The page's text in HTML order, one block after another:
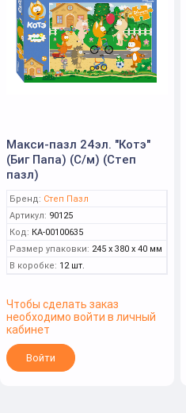
Макси-пазл 24эл. "Котэ"
(Биг Папа) (С/м) (Степ
пазл)
Бренд: Степ Пазл
Артикул: 90125
Код: КА-00100635
Размер упаковки: 245 x 380 x 40 мм
В коробке: 12 шт.
Чтобы сделать заказ
необходимо войти в личный
кабинет
Войти